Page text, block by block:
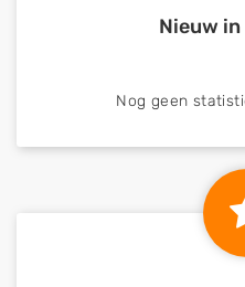
Nieuw
Nog geen